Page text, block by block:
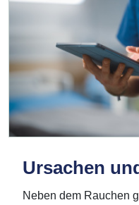
Ursachen
Neben dem Rauchen